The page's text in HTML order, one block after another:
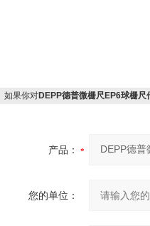
如果你对DEPP德普微栅尺EP6球栅尺
产品：
您的单位：